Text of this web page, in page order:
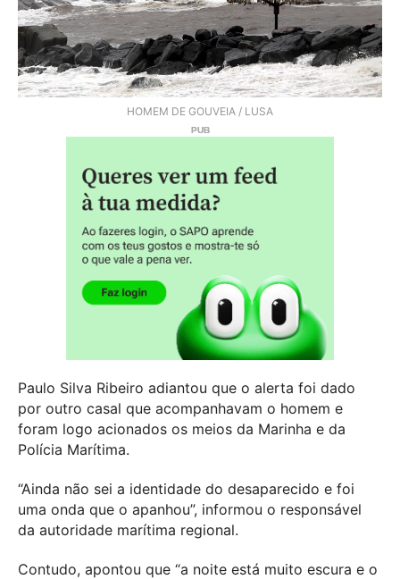
HOMEM DE GOUVEIA / LUSA
Paulo Silva Ribeiro adiantou que o alerta foi dado
por outro casal que acompanhavam o homem e
foram logo acionados os meios da Marinha e da
Polícia Marítima.
“Ainda não sei a identidade do desaparecido e foi
uma onda que o apanhou”, informou o responsável
da autoridade marítima regional.
Contudo, apontou que “a noite está muito escura e o